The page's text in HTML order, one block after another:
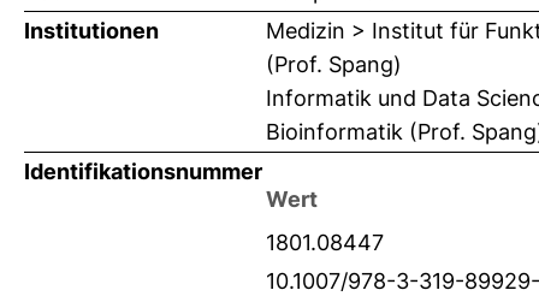
Institutionen
Medizin > Institut für
(Prof. Spang)
Informatik und Data
Bioinformatik (Prof.
Identifikationsnummer
Wert
1801.08447
10.1007/978-3-319-